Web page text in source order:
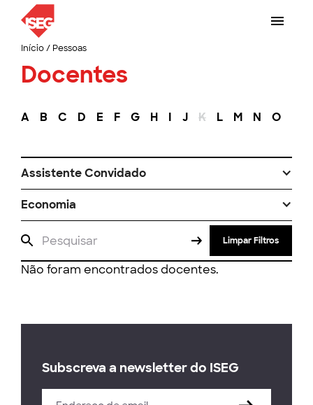
Início/ Pessoas
Docentes
A B C D E F G H I J K L M N O
Assistente Convidado
Economia
Limpar Filtros
Não foram encontrados docentes.
Subscreva a newsletter do ISEG